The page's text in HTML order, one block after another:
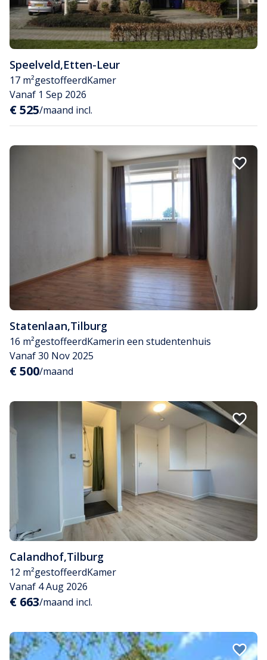
Speelveld,Etten-Leur
17 m²gestoffeerdKamer
Vanaf 1 Sep 2026
€ 525/maand incl.
Statenlaan,Tilburg
16 m²gestoffeerdKamerin een studentenhuis
Vanaf 30 Nov 2025
€ 500/maand
Calandhof,Tilburg
12 m²gestoffeerdKamer
Vanaf 4 Aug 2026
€ 663/maand incl.